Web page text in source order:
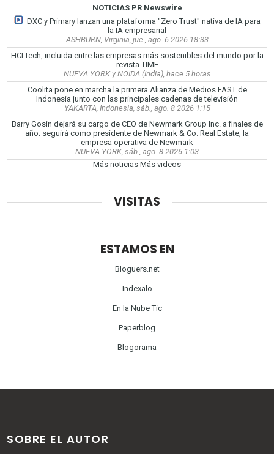
NOTICIAS PR Newswire
DXC y Primary lanzan una plataforma "Zero Trust" nativa de IA para
la IA empresarial
ASHBURN, Virginia, jue., ago. 6 2026 18:33
HCLTech, incluida entre las empresas más sostenibles del mundo por la
revista TIME
NUEVA YORK y NOIDA (India), hace 5 horas
Coolita pone en marcha la primera Alianza de Medios FAST de
Indonesia junto con las principales cadenas de televisión
YAKARTA, Indonesia, sáb., ago. 8 2026 1:15
Barry Gosin dejará su cargo de CEO de Newmark Group Inc. a finales de
año; seguirá como presidente de Newmark & Co. Real Estate, la
empresa operativa de Newmark
NUEVA YORK, sáb., ago. 8 2026 1:03
Más noticias Más videos
VISITAS
ESTAMOS EN
Bloguers.net
Indexalo
En la Nube Tic
Paperblog
Blogorama
SOBRE EL AUTOR